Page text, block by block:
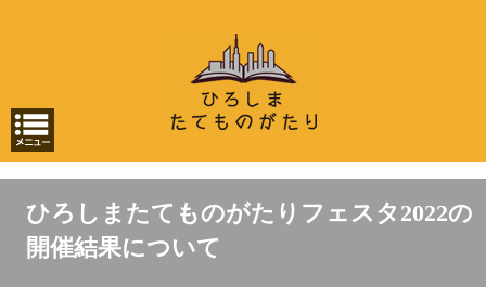
ひろしまたてものがたりフェスタ2022の
開催結果について